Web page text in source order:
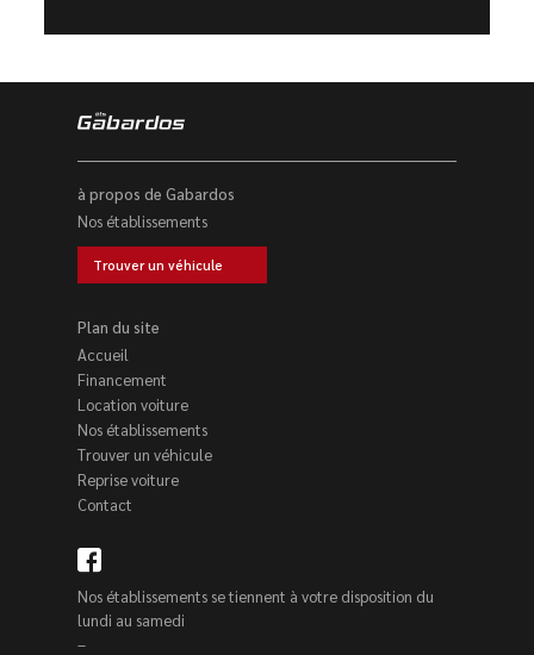
à propos de Gabardos
Nos établissements
Trouver un véhicule
Plan du site
Accueil
Financement
Location voiture
Nos établissements
Trouver un véhicule
Reprise voiture
Contact
Nos établissements se tiennent à votre disposition du
lundi au samedi
–